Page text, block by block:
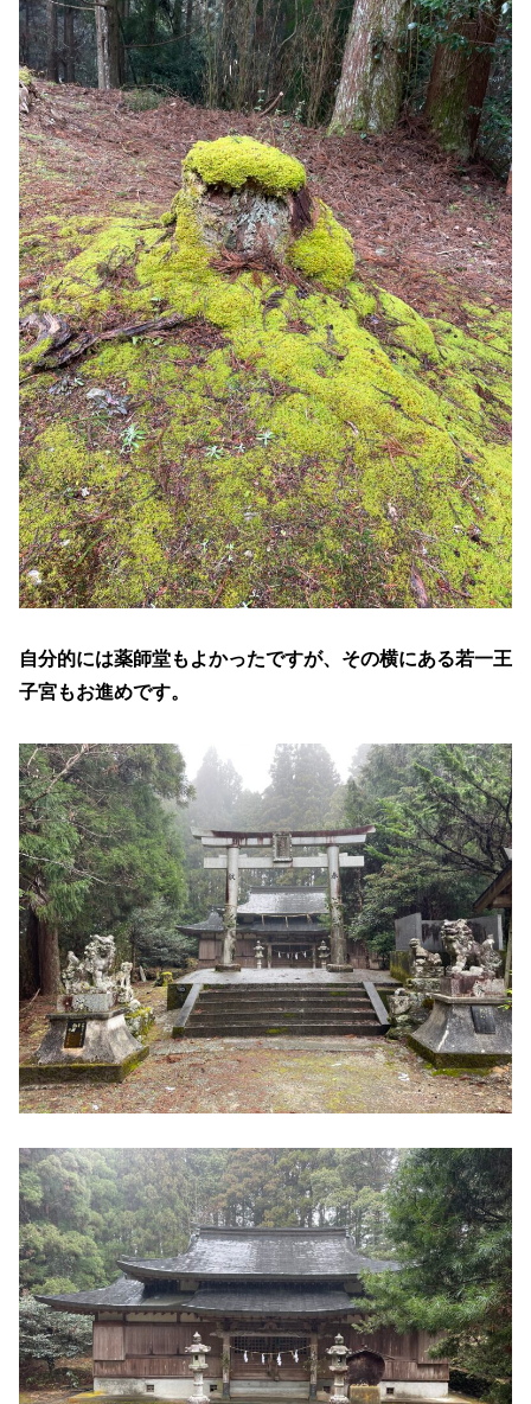
自分的には薬師堂もよかったですが、その横にある若一王
子宮もお進めです。